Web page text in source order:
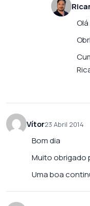
Vítor23 Abril 2014
Bom dia
Muito obrigado
Uma boa